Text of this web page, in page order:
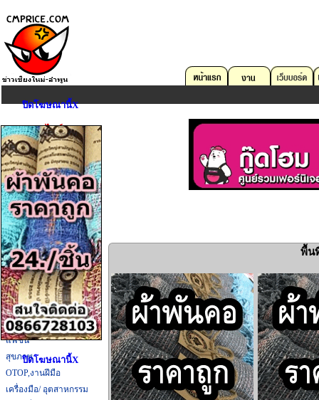
ตลาดออนไลน์
คอมพิวเตอร์
บริการด้าน IT
อสังหาริมทรัพย์
ยานพาหนะ«
งาน
อุปกรณ์สื่อสาร
กล้องถ่ายรูป
Game,Entertain
ดนตรี,กีฬา,สัตว์เลี้ยง
การศึกษา,หนังสือ
เครื่องมือเครื่องใช้
ที่กิน,ที่เที่ยว
แฟชั่น
สุขภาพ
OTOP,งานฝีมือ
เครื่องมือ/ อุตสาหกรรม
พื้น
ปิดโฆษณานี้X
ปิดโฆษณานี้X